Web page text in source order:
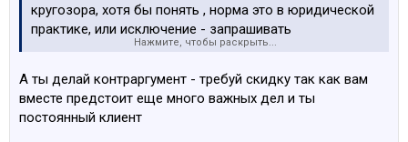
кругозора, хотя бы понять , норма это в юридической
практике, или исключение - запрашивать
дополнительный гонорар после получения
Нажмите, чтобы раскрыть...
А ты делай контраргумент - требуй скидку так как вам
вместе предстоит еще много важных дел и ты
постоянный клиент